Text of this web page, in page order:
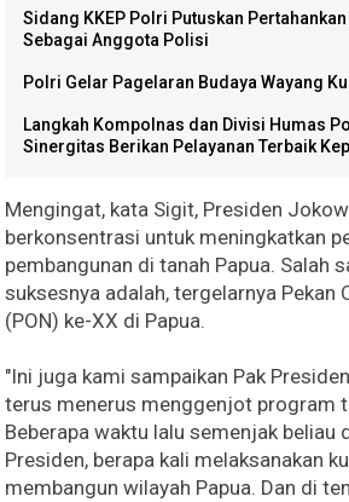
Sidang KKEP Polri Putuskan
Sebagai Anggota Polisi
Polri Gelar Pagelaran Budaya Wayang
Langkah Kompolnas dan Divisi Humas
Sinergitas Berikan Pelayanan Terbaik
Mengingat, kata Sigit, Presiden
berkonsentrasi untuk meningkatkan
pembangunan di tanah Papua. Salah
suksesnya adalah, tergelarnya Pekan
(PON) ke-XX di Papua.
"Ini juga kami sampaikan Pak
terus menerus menggenjot program
Beberapa waktu lalu semenjak beliau
Presiden, berapa kali melaksanakan
membangun wilayah Papua. Dan di